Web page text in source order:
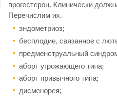
прогестерон. Клинически
Перечислим их.
эндометриоз;
бесплодие, связанное с
предменструальный
аборт угрожающего типа;
аборт привычного типа;
дисменорея;